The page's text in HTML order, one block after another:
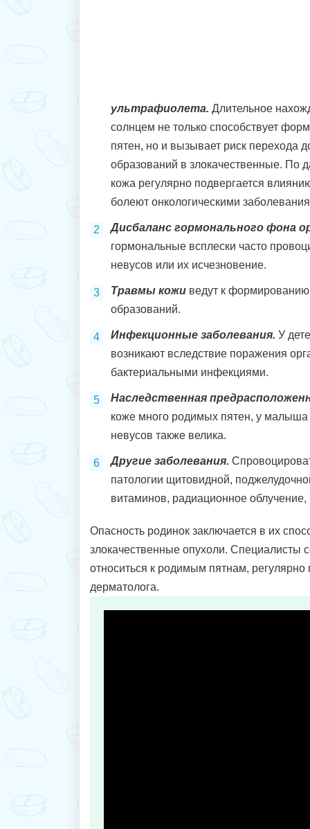
ультрафиолета. Длительное
солнцем не только способствует
пятен, но и вызывает риск перехода
образований в злокачественные. По
кожа регулярно подвергается
болеют онкологическими
Дисбаланс гормонального фона
гормональные всплески часто
невусов или их исчезновение.
Травмы кожи ведут к
образований.
Инфекционные заболевания. У
возникают вследствие поражения
бактериальными инфекциями.
Наследственная
коже много родимых пятен, у малыша
невусов также велика.
Другие заболевания.
патологии щитовидной,
витаминов, радиационное
Опасность родинок заключается в их
злокачественные опухоли. Специалисты
относиться к родимым пятнам, регулярно
дерматолога.